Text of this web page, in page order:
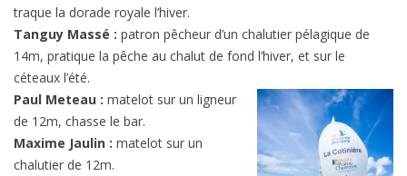
traque la dorade royale l’hiver.
Tanguy Massé : patron pêcheur d’un chalutier pélagique de
14m, pratique la pêche au chalut de fond l’hiver, et sur le
céteaux l’été.
Paul Meteau : matelot sur un ligneur
de 12m, chasse le bar.
Maxime Jaulin : matelot sur un
chalutier de 12m.